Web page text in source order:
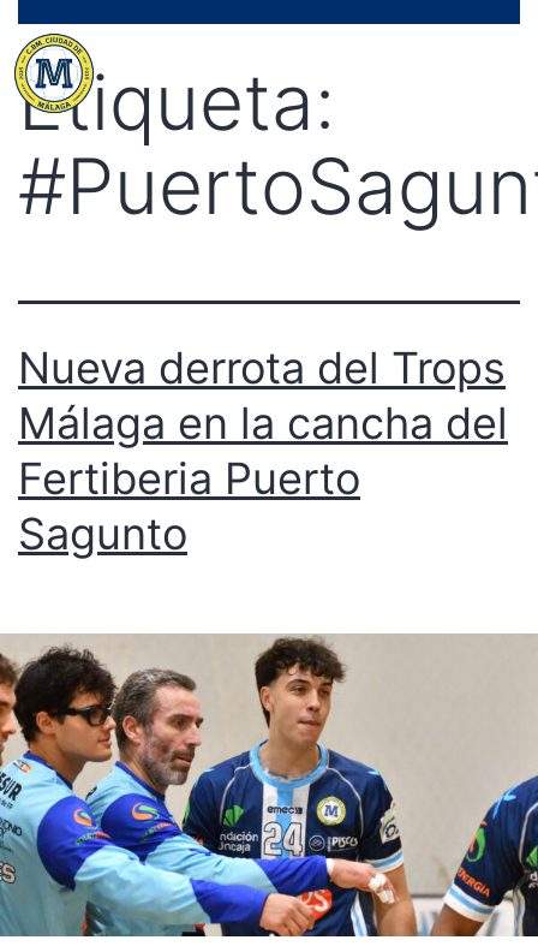
contenido
Etiqueta:
Nueva derrota del Trops
Málaga en la cancha del
Fertiberia Puerto
Sagunto